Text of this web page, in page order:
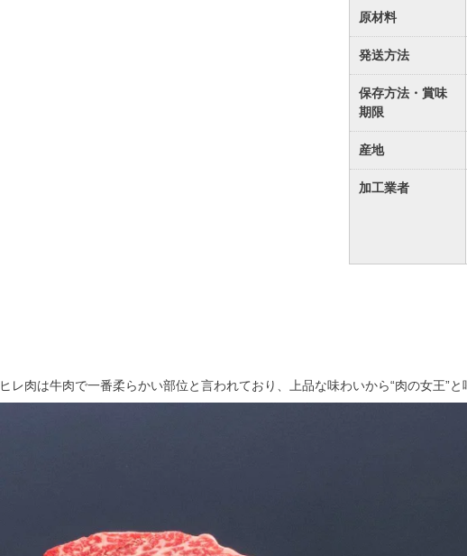
原材料
発送方法
保存方法・賞味
期限
産地
加工業者
ヒレ肉は牛肉で一番柔らかい部位と言われており、上品な味わいから“肉の女王”と